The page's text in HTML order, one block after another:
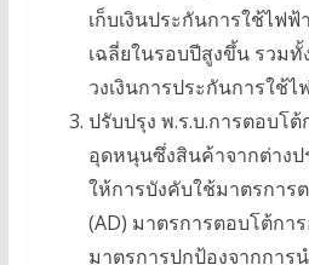
เก็บเงินประกันการใช้ไฟ
เฉลี่ยในรอบปีสูงขึ้น รวม
วงเงินการประกันการใช้
ปรับปรุง พ.ร.บ.การตอบโ
อุดหนุนซึ่งสินค้าจากต่างป
ให้การบังคับใช้มาตรการ
(AD) มาตรการตอบโต้กา
มาตรการปกป้องจากการ